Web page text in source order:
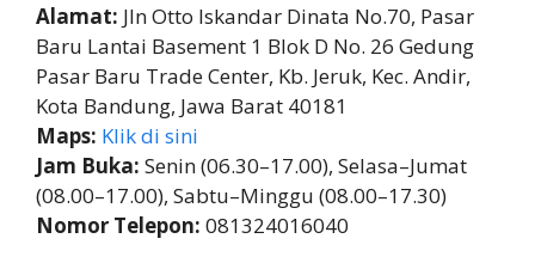
Alamat: Jln Otto Iskandar Dinata No.70, Pasar
Baru Lantai Basement 1 Blok D No. 26 Gedung
Pasar Baru Trade Center, Kb. Jeruk, Kec. Andir,
Kota Bandung, Jawa Barat 40181
Maps: Klik di sini
Jam Buka: Senin (06.30–17.00), Selasa–Jumat
(08.00–17.00), Sabtu–Minggu (08.00–17.30)
Nomor Telepon: 081324016040